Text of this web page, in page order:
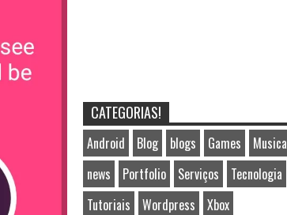
CATEGORIAS!
Android Blog blogs Games
Musica
news
Portfolio Serviços
Tecnologia
Tutoriais
Wordpress Xbox